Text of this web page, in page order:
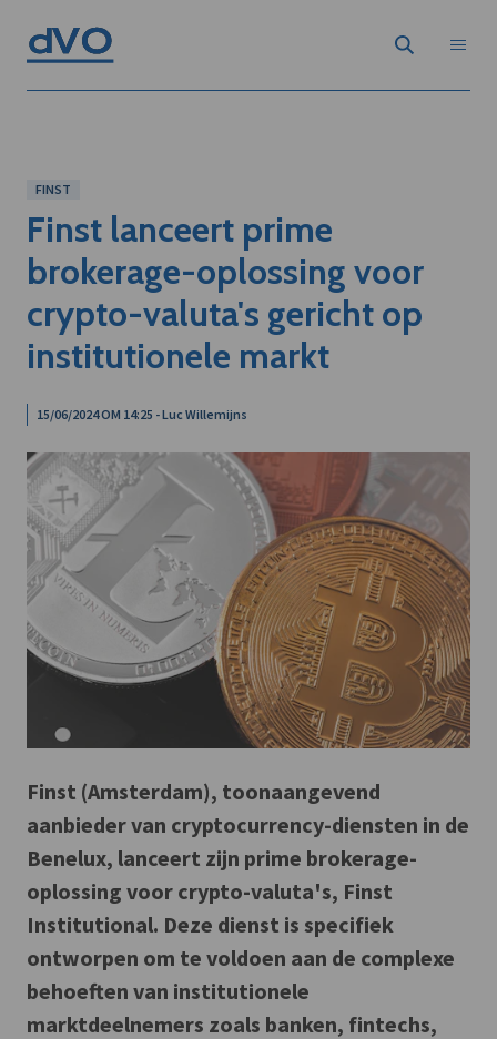
FINST
Finst lanceert prime
brokerage-oplossing voor
crypto-valuta's gericht op
institutionele markt
15/06/2024 OM 14:25 - Luc Willemijns
Finst (Amsterdam), toonaangevend
aanbieder van cryptocurrency-diensten in de
Benelux, lanceert zijn prime brokerage-
oplossing voor crypto-valuta's, Finst
Institutional. Deze dienst is specifiek
ontworpen om te voldoen aan de complexe
behoeften van institutionele
marktdeelnemers zoals banken, fintechs,